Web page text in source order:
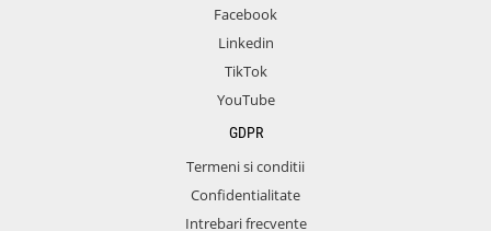
Facebook
Linkedin
TikTok
YouTube
GDPR
Termeni si conditii
Confidentialitate
Intrebari frecvente